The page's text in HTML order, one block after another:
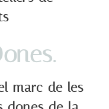
marc de les